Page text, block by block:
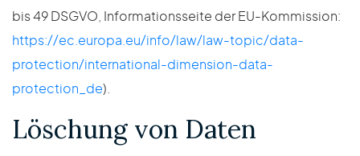
bis 49 DSGVO, Informationsseite der EU-Kommission:
https://ec.europa.eu/info/law/law-topic/data-
protection/international-dimension-data-
protection_de).
Löschung von Daten